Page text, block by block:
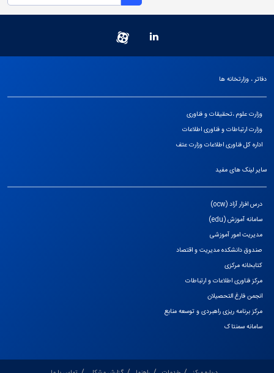
دفاتر ، وزارتخانه ها
وزارت علوم ،تحقیقات و فناوری
وزارت ارتباطات و فناوری اطلاعات
اداره کل فناوری اطلاعات وزارت عتف
سایر لینک های مفید
درس افزار آزاد (ocw)
سامانه آموزش (edu)
مدیریت امور آموزشی
صندوق دانشکده مدیریت و اقتصاد
کتابخانه مرکزی
مرکز فناوری اطلاعات و ارتباطات
انجمن فارغ التحصیلان
مرکز برنامه ریزی راهبردی و توسعه منابع
سامانه سمنتاک